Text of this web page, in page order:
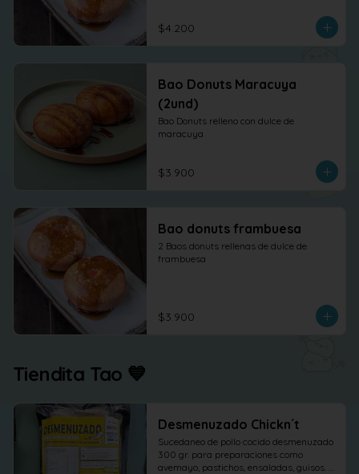
$4.200
Bao Donuts Maracuya
(2und)
Bao Donuts relleno con dulce de
maracuya
$3.900
Bao donuts frambuesa
2 Baos donuts rellenas de dulce de
frambuesa
$3.900
Tiendita Tao 💙
Desmenuzado Chickn´t
Sucedaneo de pollo cocido desmenuzado
300 gr. para preparaciones como
avemayo, pastichos, ensaladas, guisos.